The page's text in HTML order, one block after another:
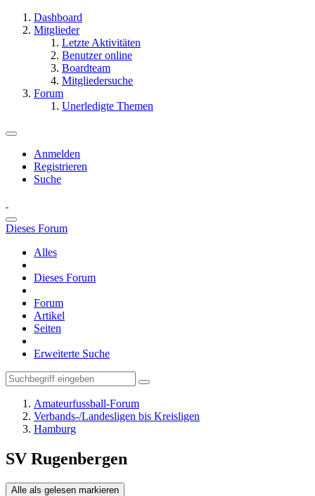
Dashboard
Mitglieder
Letzte Aktivitäten
Benutzer online
Boardteam
Mitgliedersuche
Forum
Unerledigte Themen
Anmelden
Registrieren
Suche
Dieses Forum
Alles
Dieses Forum
Forum
Artikel
Seiten
Erweiterte Suche
Amateurfussball-Forum
Verbands-/Landesligen bis Kreisligen
Hamburg
SV Rugenbergen
Alle als gelesen markieren